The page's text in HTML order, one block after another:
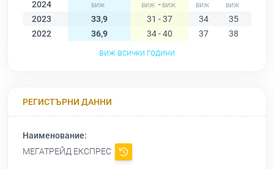
2024
-
2023
33,9 31 - 37 34 35
2022
36,9 34 - 40 37 38
виж всички години
РЕГИСТЪРНИ ДАННИ
Наименование:
МЕГАТРЕЙД ЕКСПРЕС